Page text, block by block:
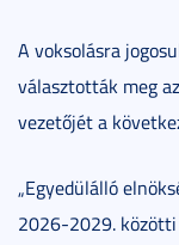
A voksolásra
választották meg
vezetőjét a
„Egyedülálló
2026-2029.